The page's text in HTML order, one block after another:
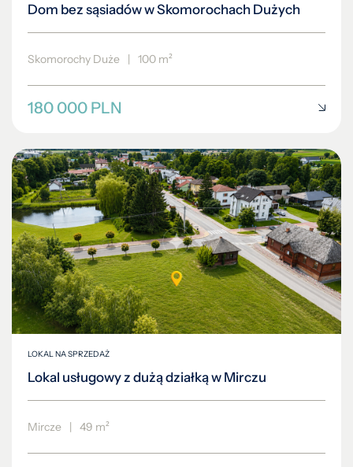
Dom bez sąsiadów w Skomorochach Dużych
Skomorochy Duże | 100 m²
180 000 PLN
LOKAL NA SPRZEDAŻ
Lokal usługowy z dużą działką w Mirczu
Mircze | 49 m²